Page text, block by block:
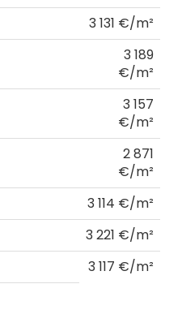
3 131 €/m²
3 189
€/m²
3 157
€/m²
2 871
€/m²
3 114 €/m²
3 221 €/m²
3 117 €/m²